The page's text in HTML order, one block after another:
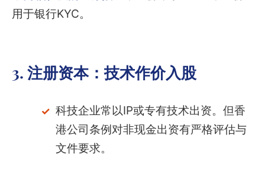
用于银行KYC。
3. 注册资本：技术作价入股
科技企业常以IP或专有技术出资。但香
港公司条例对非现金出资有严格评估与
文件要求。